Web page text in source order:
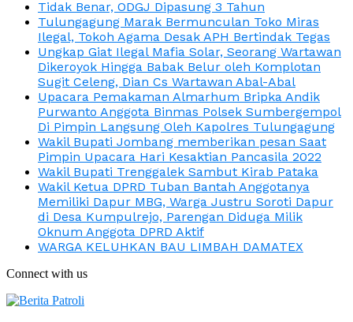
Tidak Benar, ODGJ Dipasung 3 Tahun
Tulungagung Marak Bermunculan Toko Miras
Ilegal, Tokoh Agama Desak APH Bertindak Tegas
Ungkap Giat Ilegal Mafia Solar, Seorang Wartawan
Dikeroyok Hingga Babak Belur oleh Komplotan
Sugit Celeng, Dian Cs Wartawan Abal-Abal
Upacara Pemakaman Almarhum Bripka Andik
Purwanto Anggota Binmas Polsek Sumbergempol
Di Pimpin Langsung Oleh Kapolres Tulungagung
Wakil Bupati Jombang memberikan pesan Saat
Pimpin Upacara Hari Kesaktian Pancasila 2022
Wakil Bupati Trenggalek Sambut Kirab Pataka
Wakil Ketua DPRD Tuban Bantah Anggotanya
Memiliki Dapur MBG, Warga Justru Soroti Dapur
di Desa Kumpulrejo, Parengan Diduga Milik
Oknum Anggota DPRD Aktif
WARGA KELUHKAN BAU LIMBAH DAMATEX
Connect with us